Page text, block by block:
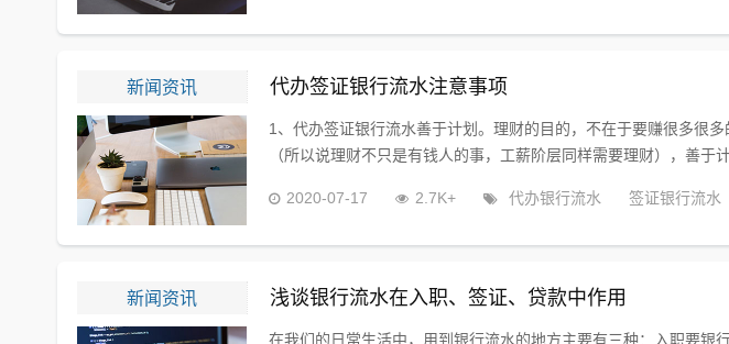
新闻资讯 代办签证银行流水注意事项
1、代办签证银行流水善于计划。理财的目的，不在于要赚很多很
（所以说理财不只是有钱人的事，工薪阶层同样需要理财），善于
2020-07-17 2.7K+ 代办银行流水
签证银行流水
新闻资讯 浅谈银行流水在入职、签证、贷款中作用
在我们的日常生活中，用到银行流水的地方主要有三种：入职要银